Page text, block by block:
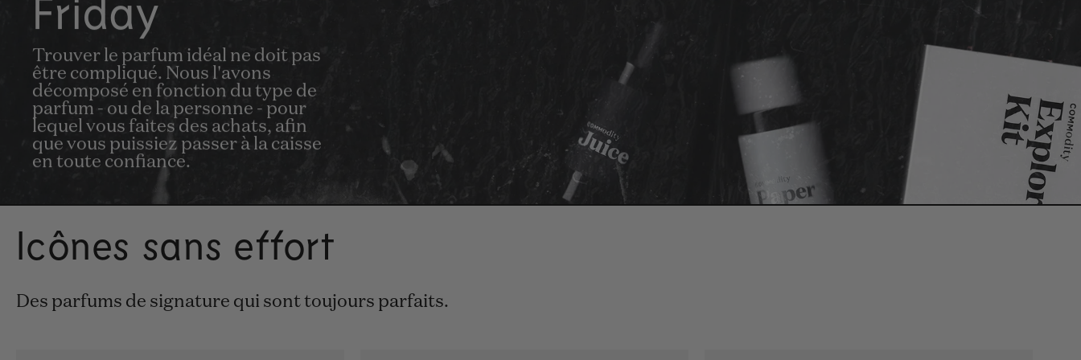
Trouver le parfum idéal ne doit pas
être compliqué. Nous l'avons
décomposé en fonction du type de
parfum - ou de la personne - pour
lequel vous faites des achats, afin
que vous puissiez passer à la caisse
en toute confiance.
Icônes sans effort
Des parfums de signature qui sont toujours parfaits.